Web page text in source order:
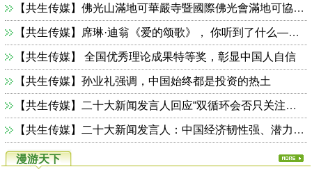
【共生传媒】佛光山滿地可華嚴寺暨國際佛光會滿地可協會聯合舉辦「2026慶祝佛誕浴佛法會暨佛光素食嘉年華」
【共生传媒】席琳·迪翁《爱的颂歌》， 你听到了什么——也谈巴黎奥运会开幕式（系列一）
【共生传媒】 ​​​​​​​全国优秀理论成果特等奖，彰显中国人自信
【共生传媒】孙业礼强调，中国始终都是投资的热土
【共生传媒】二十大新闻发言人回应“双循环会否只关注内循环”：这种担心不必要
【共生传媒】二十大新闻发言人：中国经济韧性强、潜力大、活力足，长期向好的基本面没有改变
漫游天下